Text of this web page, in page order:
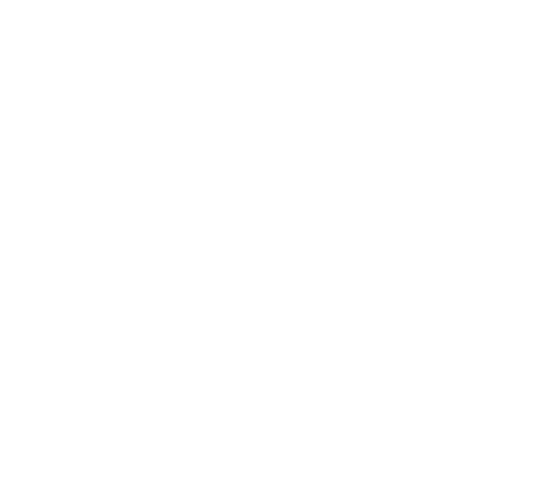
Produktkatalog mit unserem kompletten Portfolio.
Krankenhaus entlassen werden.
unseren globalen Stellenmarkt nach interessanten Stellenprofilen.
vorantreiben. Erfahren Sie mehr über den Innovation Hub und überzeugen Sie uns mit Ihrer Idee.